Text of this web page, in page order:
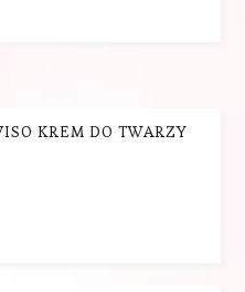
KREM DO TWARZY